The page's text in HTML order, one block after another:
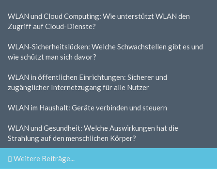
WLAN und Cloud Computing: Wie unterstützt WLAN den
Zugriff auf Cloud-Dienste?
WLAN-Sicherheitslücken: Welche Schwachstellen gibt es und
wie schützt man sich davor?
WLAN in öffentlichen Einrichtungen: Sicherer und
zugänglicher Internetzugang für alle Nutzer
WLAN im Haushalt: Geräte verbinden und steuern
WLAN und Gesundheit: Welche Auswirkungen hat die
Strahlung auf den menschlichen Körper?
Weitere Beiträge...